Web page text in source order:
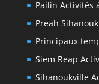
Pailin Activités
Preah
Principaux
Siem Reap
Sihanoukville